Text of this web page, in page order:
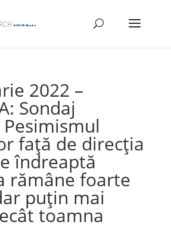
2022 –
Sondaj
Pesimismul
față de direcția
îndreaptă
rămâne foarte
puțin mai
toamna